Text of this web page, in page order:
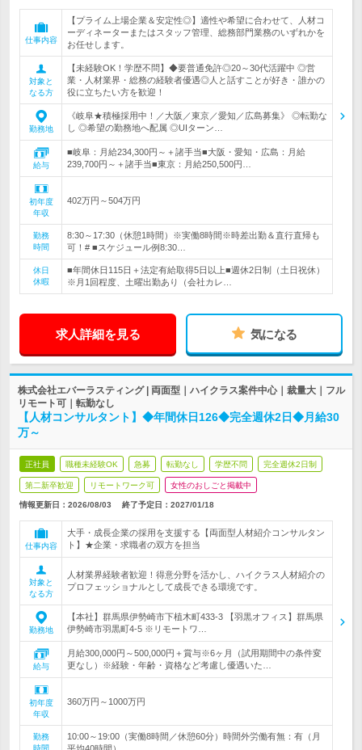
仕事内容
【プライム上場企業＆安定性◎】適性や希望に合わせて、人材コ
ーディネーターまたはスタッフ管理、総務部門業務のいずれかを
お任せします。
対象と
なる方
【未経験OK！学歴不問】◆要普通免許◎20～30代活躍中 ◎営
業・人材業界・総務の経験者優遇◎人と話すことが好き・誰かの
役に立ちたい方を歓迎！
勤務地
《岐阜★積極採用中！／大阪／東京／愛知／広島募集》 ◎転勤な
し ◎希望の勤務地へ配属 ◎UIターン…
給与
■岐阜：月給234,300円～＋諸手当■大阪・愛知・広島：月給
239,700円～＋諸手当■東京：月給250,500円…
初年度
年収
402万円～504万円
勤務
時間
8:30～17:30（休憩1時間）※実働8時間※時差出勤＆直行直帰も
可！# ■スケジュール例8:30…
休日
休暇
■年間休日115日＋法定有給取得5日以上■週休2日制（土日祝休）
※月1回程度、土曜出勤あり（会社カレ…
求人詳細を見る 気になる
株式会社エバーラスティング | 両面型｜ハイクラス案件中心｜裁量大｜フル
リモート可｜転勤なし
【人材コンサルタント】◆年間休日126◆完全週休2日◆月給30
万～
正社員 職種未経験OK 急募 転勤なし 学歴不問 完全週休2日制
第二新卒歓迎 リモートワーク可 女性のおしごと掲載中
情報更新日：2026/08/03 終了予定日： 2027/01/18
仕事内容
大手・成長企業の採用を支援する【両面型人材紹介コンサルタン
ト】★企業・求職者の双方を担当
対象と
なる方
人材業界経験者歓迎！得意分野を活かし、ハイクラス人材紹介の
プロフェッショナルとして成長できる環境です。
勤務地
【本社】群馬県伊勢崎市下植木町433-3 【羽黒オフィス】群馬県
伊勢崎市羽黒町4-5 ※リモートワ…
給与
月給300,000円～500,000円＋賞与※6ヶ月（試用期間中の条件変
更なし）※経験・年齢・資格など考慮し優遇いた…
初年度
年収
360万円～1000万円
勤務
時間
10:00～19:00（実働8時間／休憩60分）時間外労働有無：有（月